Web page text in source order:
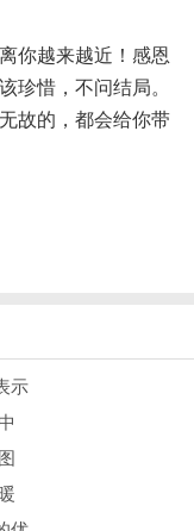
你越来越近！感恩
珍惜，不问结局。
故的，都会给你带
示